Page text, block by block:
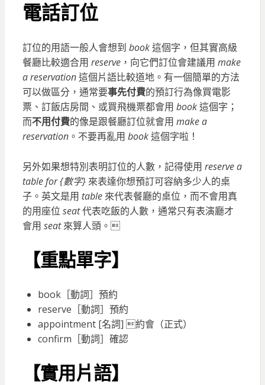
電話訂位
訂位的用語一般人會想到 book這個字，但其實高級
餐廳比較適合用 reserve，向它們訂位會建議用 make
a reservation這個片語比較道地。有一個簡單的方法
可以做區分，通常要事先付費的預訂行為像買電影
票、訂飯店房間、或買飛機票都會用 book這個字；
而不用付費的像是跟餐廳訂位就會用 make a
reservation。不要再亂用 book這個字啦！
另外如果想特別表明訂位的人數，記得使用 reserve a
table for {數字}來表達你想預訂可容納多少人的桌
子。英文是用 table來代表餐廳的桌位，而不會用真
的用座位 seat代表吃飯的人數，通常只有表演廳才
會用 seat來算人頭。
【重點單字】
book［動詞］預約
reserve［動詞］預約
appointment [名詞] 約會（正式）
confirm［動詞］確認
【實用片語】